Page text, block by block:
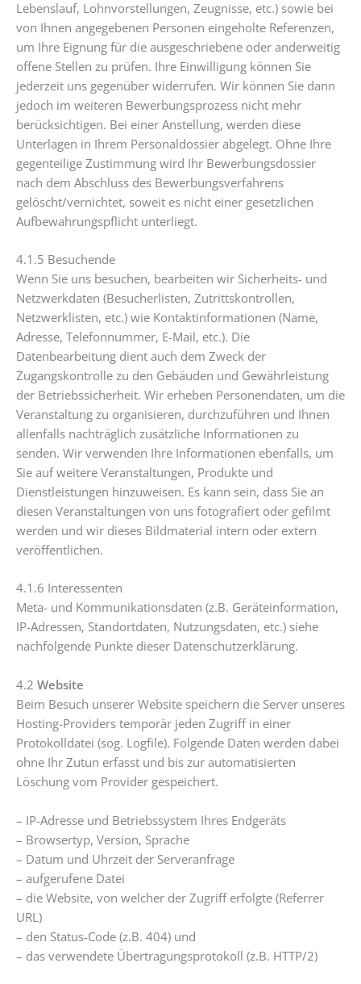
Lebenslauf, Lohnvorstellungen, Zeugnisse, etc.) sowie bei
von Ihnen angegebenen Personen eingeholte Referenzen,
um Ihre Eignung für die ausgeschriebene oder anderweitig
offene Stellen zu prüfen. Ihre Einwilligung können Sie
jederzeit uns gegenüber widerrufen. Wir können Sie dann
jedoch im weiteren Bewerbungsprozess nicht mehr
berücksichtigen. Bei einer Anstellung, werden diese
Unterlagen in Ihrem Personaldossier abgelegt. Ohne Ihre
gegenteilige Zustimmung wird Ihr Bewerbungsdossier
nach dem Abschluss des Bewerbungsverfahrens
gelöscht/vernichtet, soweit es nicht einer gesetzlichen
Aufbewahrungspflicht unterliegt.
4.1.5 Besuchende
Wenn Sie uns besuchen, bearbeiten wir Sicherheits- und
Netzwerkdaten (Besucherlisten, Zutrittskontrollen,
Netzwerklisten, etc.) wie Kontaktinformationen (Name,
Adresse, Telefonnummer, E-Mail, etc.). Die
Datenbearbeitung dient auch dem Zweck der
Zugangskontrolle zu den Gebäuden und Gewährleistung
der Betriebssicherheit. Wir erheben Personendaten, um die
Veranstaltung zu organisieren, durchzuführen und Ihnen
allenfalls nachträglich zusätzliche Informationen zu
senden. Wir verwenden Ihre Informationen ebenfalls, um
Sie auf weitere Veranstaltungen, Produkte und
Dienstleistungen hinzuweisen. Es kann sein, dass Sie an
diesen Veranstaltungen von uns fotografiert oder gefilmt
werden und wir dieses Bildmaterial intern oder extern
veröffentlichen.
4.1.6 Interessenten
Meta- und Kommunikationsdaten (z.B. Geräteinformation,
IP-Adressen, Standortdaten, Nutzungsdaten, etc.) siehe
nachfolgende Punkte dieser Datenschutzerklärung.
4.2 Website
Beim Besuch unserer Website speichern die Server unseres
Hosting-Providers temporär jeden Zugriff in einer
Protokolldatei (sog. Logfile). Folgende Daten werden dabei
ohne Ihr Zutun erfasst und bis zur automatisierten
Löschung vom Provider gespeichert.
– IP-Adresse und Betriebssystem Ihres Endgeräts
– Browsertyp, Version, Sprache
– Datum und Uhrzeit der Serveranfrage
– aufgerufene Datei
– die Website, von welcher der Zugriff erfolgte (Referrer
URL)
– den Status-Code (z.B. 404) und
– das verwendete Übertragungsprotokoll (z.B. HTTP/2)